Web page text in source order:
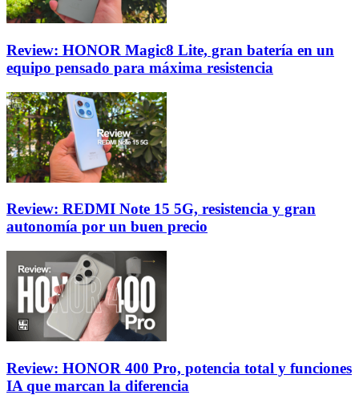
Review: HONOR Magic8 Lite, gran batería en un
equipo pensado para máxima resistencia
Review: REDMI Note 15 5G, resistencia y gran
autonomía por un buen precio
Review: HONOR 400 Pro, potencia total y funciones
IA que marcan la diferencia